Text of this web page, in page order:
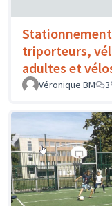
triporteurs,
adultes et
Véronique BM 3